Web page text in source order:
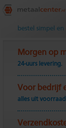
Metaalcenter.nl
bestel simpel
Morgen op
24-uurs levering.
Voor bedrijf
alles uit